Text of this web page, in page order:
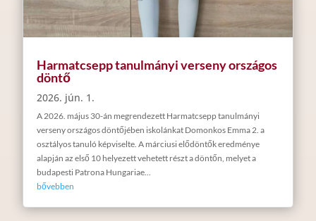
Harmatcsepp tanulmányi verseny országos
döntő
2026. jún. 1.
A 2026. május 30-án megrendezett Harmatcsepp tanulmányi
verseny országos döntőjében iskolánkat Domonkos Emma 2. a
osztályos tanuló képviselte. A márciusi elődöntők eredménye
alapján az első 10 helyezett vehetett részt a döntőn, melyet a
budapesti Patrona Hungariae...
bővebben